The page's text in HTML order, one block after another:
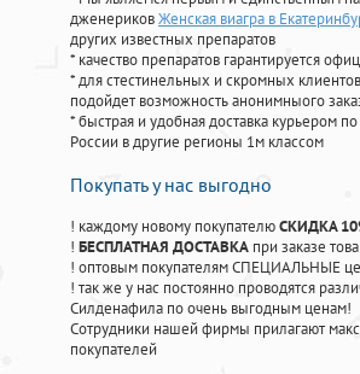
дженериковЖенская виагра в
других известных препаратов
* качество препаратов гарантируется
* для стестинельных и скромных
подойдет возможность анонимныого
* быстрая и удобная доставка курьером
России в другие регионы 1м классом
Покупать у нас выгодно
! каждому новому покупателюСКИДКА
! БЕСПЛАТНАЯ ДОСТАВКА при заказе
! оптовым покупателям СПЕЦИАЛЬНЫЕ
! так же у нас постоянно проводятся
Силденафила по очень выгодным ценам!
Cотрудники нашей фирмы прилагают
покупателей